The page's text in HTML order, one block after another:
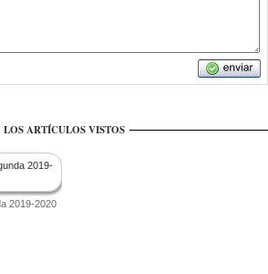
LOS ARTÍCULOS VISTOS
2019-2020